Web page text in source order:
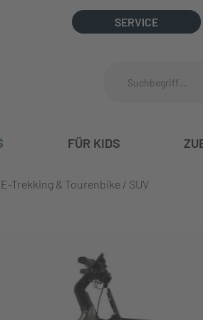
SERVICE
FÜR KIDS
E-Trekking & Tourenbike / SUV